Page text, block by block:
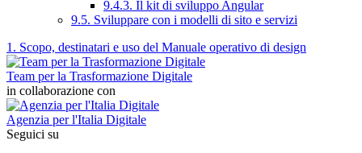
9.4.3. Il kit di sviluppo Angular
9.5. Sviluppare con i modelli di sito e servizi
1. Scopo, destinatari e uso del Manuale operativo di design
Team per la Trasformazione Digitale
in collaborazione con
Agenzia per l'Italia Digitale
Seguici su